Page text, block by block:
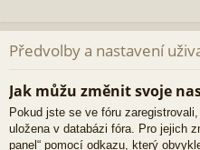
Předvolby a nastavení
Jak můžu změnit svoje
Pokud jste se ve fóru
uložena v databázi fóra. Pro jejich
panel“ pomocí odkazu, který